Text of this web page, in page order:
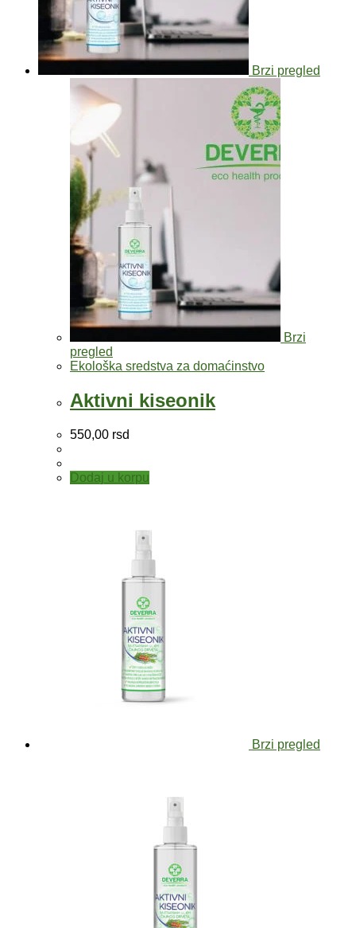
Brzi pregled
Brzi
pregled
Ekološka sredstva za domaćinstvo
Aktivni kiseonik
550,00 rsd
Dodaj u korpu
Brzi pregled